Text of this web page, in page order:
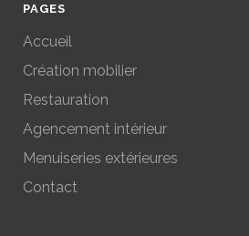
PAGES
Accueil
Création mobilier
Restauration
Agencement intérieur
Menuiseries extérieures
Contact